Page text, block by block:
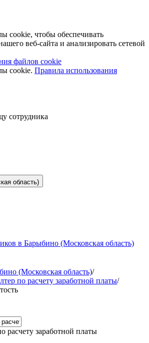
cookie, чтобы обеспечивать
веб-сайта и анализировать сетевой
файлов cookie
cookie. Правила использования
сотрудника
область)
в Барыбино (Московская область)
(Московская область)/
по расчету заработной платы/
расчету заработной платы